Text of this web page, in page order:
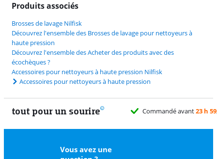
Produits associés
Brosses de lavage Nilfisk
Découvrez l'ensemble des Brosses de lavage pour nettoyeurs à
haute pression
Découvrez l'ensemble des Acheter des produits avec des
écochèques ?
Accessoires pour nettoyeurs à haute pression Nilfisk
Accessoires pour nettoyeurs à haute pression
tout pour un sourire Commandé avant23 h 59
Vous avez une